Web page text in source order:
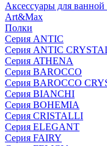
Аксессуары для
Art&Max
Полки
Серия ANTIC
Серия ANTIC
Серия ATHENA
Серия BAROCCO
Серия BAROCCO
Серия BIANCHI
Серия BOHEMIA
Серия CRISTALLI
Серия ELEGANT
Серия FAIRY